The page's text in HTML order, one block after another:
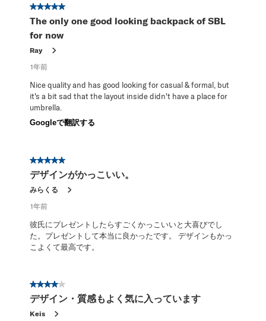
ー。
星5／5個です。
The only one good looking backpack of SBL
for now
Ray
1年前
Nice quality and has good looking for casual & formal, but
it's a bit sad that the layout inside didn't have a place for
umbrella.
Googleで翻訳する
星5／5個です。
デザインがかっこいい。
みらくる
1年前
彼氏にプレゼントしたらすごくかっこいいと大喜びでし
た。プレゼントして本当に良かったです。 デザインもかっ
こよくて最高です。
星4／5個です。
デザイン・質感もよく気に入っています
Keis